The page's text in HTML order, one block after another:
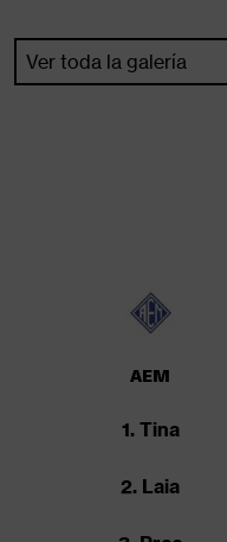
Ver toda la galería
AEM
1. Tina
2. Laia